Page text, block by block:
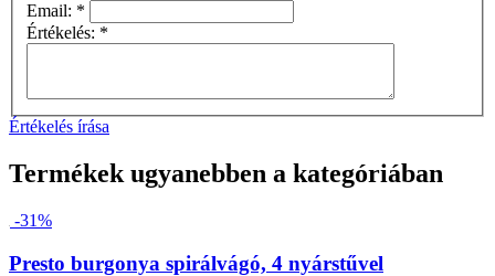
Email: *
Értékelés: *
Értékelés írása
Termékek ugyanebben a kategóriában
-31%
Presto burgonya spirálvágó, 4 nyárstűvel